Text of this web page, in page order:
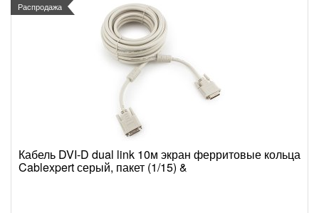
Распродажа
Кабель DVI-D dual link 10м экран ферритовые кольца
Cablexpert серый, пакет (1/15) &